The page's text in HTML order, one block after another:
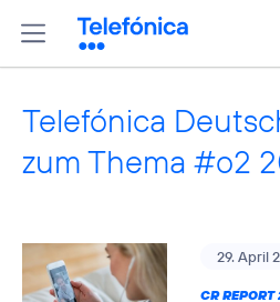
Telefónica
zum Thema #o2
29. April
CR REPORT